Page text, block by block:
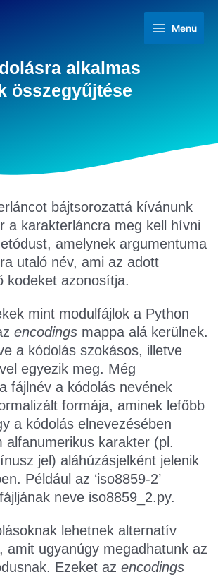
Menü
alkalmas
összegyűjtése
bájtsorozattá kívánunk
a karakterláncra meg kell hívni
amelynek argumentuma
utaló név, ami az adott
kodeket azonosítja.
mint modulfájlok a Python
encodings mappa alá kerülnek.
a kódolás szokásos, illetve
egyezik meg. Még
fájlnév a kódolás nevének
formája, aminek lefőbb
a kódolás elnevezésében
alfanumerikus karakter (pl.
jel) aláhúzásjelként jelenik
Például az ‘iso8859-2’
neve iso8859_2.py.
lehetnek alternatív
amit ugyanúgy megadhatunk az
Ezeket az encodings